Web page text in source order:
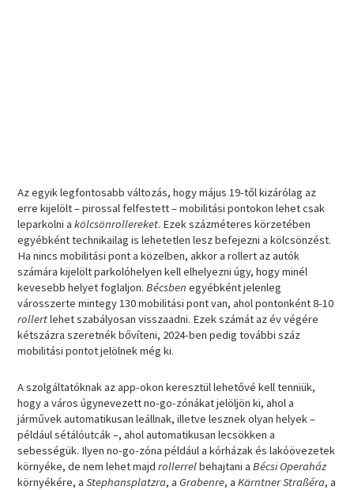
Az egyik legfontosabb változás, hogy május 19-től kizárólag az
erre kijelölt – pirossal felfestett – mobilitási pontokon lehet csak
leparkolni akölcsönrollereket. Ezek százméteres körzetében
egyébként technikailag is lehetetlen lesz befejezni a kölcsönzést.
Ha nincs mobilitási pont a közelben, akkor a rollert az autók
számára kijelölt parkolóhelyen kell elhelyezni úgy, hogy minél
kevesebb helyet foglaljon.Bécsbenegyébként jelenleg
városszerte mintegy 130 mobilitási pont van, ahol pontonként 8-10
rollertlehet szabályosan visszaadni. Ezek számát az év végére
kétszázra szeretnék bővíteni, 2024-ben pedig további száz
mobilitási pontot jelölnek még ki.
A szolgáltatóknak az app-okon keresztül lehetővé kell tenniük,
hogy a város úgynevezett no-go-zónákat jelöljön ki, ahol a
járművek automatikusan leállnak, illetve lesznek olyan helyek –
például sétálóutcák –, ahol automatikusan lecsökken a
sebességük. Ilyen no-go-zóna például a kórházak és lakóövezetek
környéke, de nem lehet majdrollerrelbehajtani aBécsi Operaház
környékére, aStephansplatzra, aGrabenre, aKärntner Straßéra, a